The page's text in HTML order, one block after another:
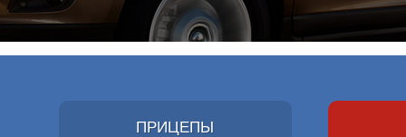
ПРИЦЕПЫ